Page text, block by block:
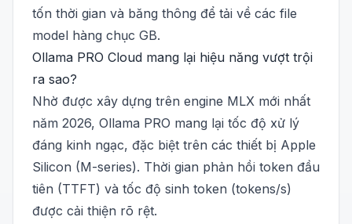
tốn thời gian và băng thông để tải về các file
model hàng chục GB.
Ollama PRO Cloud mang lại hiệu năng vượt trội
ra sao?
Nhờ được xây dựng trên engine MLX mới nhất
năm 2026, Ollama PRO mang lại tốc độ xử lý
đáng kinh ngạc, đặc biệt trên các thiết bị Apple
Silicon (M-series). Thời gian phản hồi token đầu
tiên (TTFT) và tốc độ sinh token (tokens/s)
được cải thiện rõ rệt.